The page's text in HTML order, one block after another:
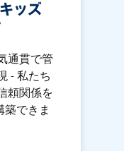
ッズ
通貫で管
- 私たち
頼関係を
できま